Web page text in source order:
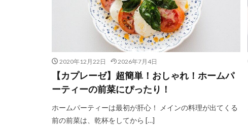
2020年12月22日 2026年7月4日
【カプレーゼ】超簡単！おしゃれ！ホームパ
ーティーの前菜にぴったり！
ホームパーティーは最初が肝心！ メインの料理が出てくる
前の前菜は、乾杯をしてから […]